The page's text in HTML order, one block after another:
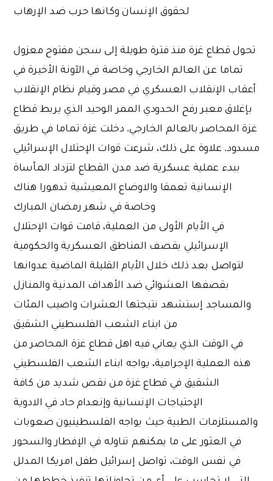
لحقوق الإنسان وكانها حرب ضد الإرهاب
تحول قطاع غزة منذ فترة طويلة إلى سجن مفتوح معزول
تماما عن العالم الخارجي وخاصة في الآونة الأخيرة في
أعقاب الإنقلاب العسكري في مصر وقيام نظام الإنقلاب
بإغلاق معبر رفح الحدودي الممر الوحيد الذي يربط قطاع
غزة المحاصر بالعالم الخارجي. دخلت غزة تماما في طريق
مسدود. علاوة على ذلك، شرعت قوات الإحتلال الإسرائيلي
ببدء عملية عسكرية ضد مدن القطاع لتزداد المأساة
الإنسانية تعمقا والاوضاع المعيشية تدهورا هناك
وخاصة في شهر رمضان المبارك
في الأيام الأولى من العملية، قامت قوات الإحتلال
الإسرائيلي بقصف المناطق العسكرية والحكومية
لتواصل بعد ذلك خلال الأيام القليلة الماضية عدوانها
بقصفها العشوائي ضد الأهداف المدنية والمنازل
والمساجد إستشهد نتيجتها العشرات واصيب المئات
من ابناء الشعب الفلسطيني الشقيق
في الوقت الذي يعاني فيه اهل قطاع غزة المحاصر من
هذه العملية الإجرامية، يواجه ابناء الشعب الفلسطيني
الشقيق في قطاع غزة من نقص شديد من كافة
الإحتياجات الإنسانية وإنعدام حاد في الادوية
والمستلزمات الطبية حيث يواجه الفلسطينيون صعوبات
في العثور على ما يمكنهم تناوله في الإفطار والسحور
في نفس الوقت، تواصل إسرائيل طفل امريكا المدلل